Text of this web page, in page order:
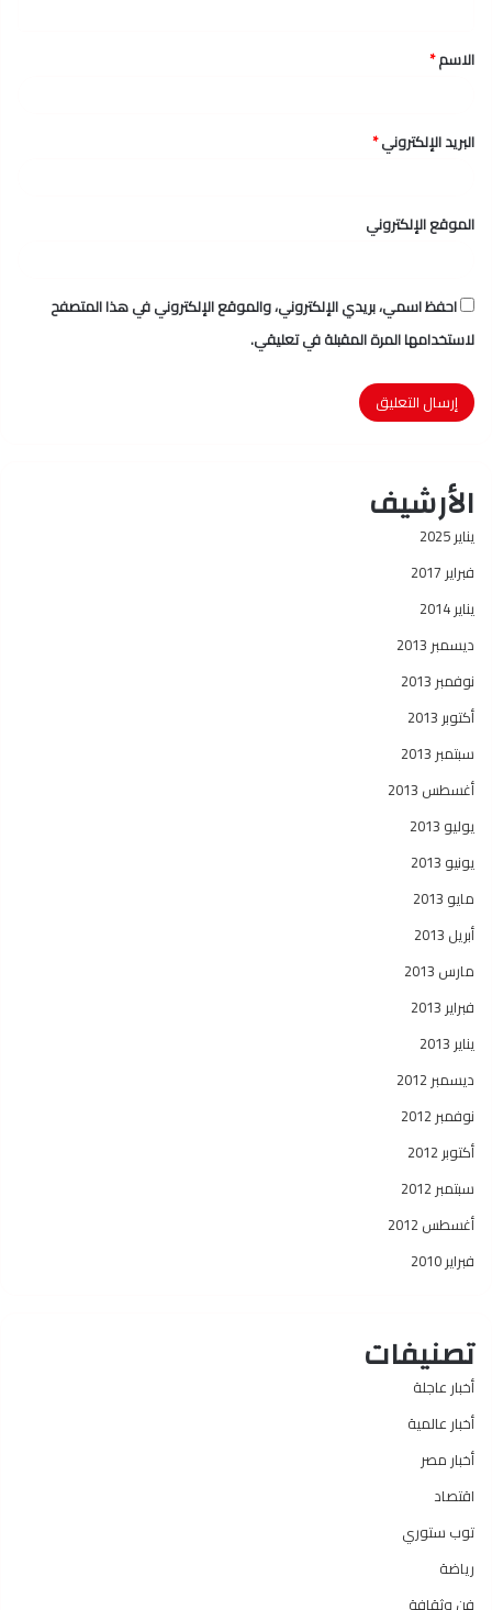
*
الاسم*
البريد الإلكتروني*
الموقع الإلكتروني
احفظ اسمي، بريدي الإلكتروني، والموقع الإلكتروني في هذا المتصفح
لاستخدامها المرة المقبلة في تعليقي.
الأرشيف
يناير 2025
فبراير 2017
يناير 2014
ديسمبر 2013
نوفمبر 2013
أكتوبر 2013
سبتمبر 2013
أغسطس 2013
يوليو 2013
يونيو 2013
مايو 2013
أبريل 2013
مارس 2013
فبراير 2013
يناير 2013
ديسمبر 2012
نوفمبر 2012
أكتوبر 2012
سبتمبر 2012
أغسطس 2012
فبراير 2010
تصنيفات
أخبار عاجلة
أخبار عالمية
أخبار مصر
اقتصاد
توب ستوري
رياضة
فن وثقافة